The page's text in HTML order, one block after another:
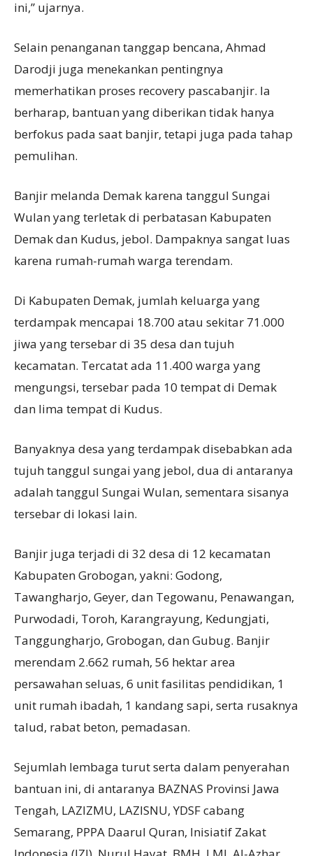
ini,” ujarnya.
Selain penanganan tanggap bencana, Ahmad
Darodji juga menekankan pentingnya
memerhatikan proses recovery pascabanjir. Ia
berharap, bantuan yang diberikan tidak hanya
berfokus pada saat banjir, tetapi juga pada tahap
pemulihan.
Banjir melanda Demak karena tanggul Sungai
Wulan yang terletak di perbatasan Kabupaten
Demak dan Kudus, jebol. Dampaknya sangat luas
karena rumah-rumah warga terendam.
Di Kabupaten Demak, jumlah keluarga yang
terdampak mencapai 18.700 atau sekitar 71.000
jiwa yang tersebar di 35 desa dan tujuh
kecamatan. Tercatat ada 11.400 warga yang
mengungsi, tersebar pada 10 tempat di Demak
dan lima tempat di Kudus.
Banyaknya desa yang terdampak disebabkan ada
tujuh tanggul sungai yang jebol, dua di antaranya
adalah tanggul Sungai Wulan, sementara sisanya
tersebar di lokasi lain.
Banjir juga terjadi di 32 desa di 12 kecamatan
Kabupaten Grobogan, yakni: Godong,
Tawangharjo, Geyer, dan Tegowanu, Penawangan,
Purwodadi, Toroh, Karangrayung, Kedungjati,
Tanggungharjo, Grobogan, dan Gubug. Banjir
merendam 2.662 rumah, 56 hektar area
persawahan seluas, 6 unit fasilitas pendidikan, 1
unit rumah ibadah, 1 kandang sapi, serta rusaknya
talud, rabat beton, pemadasan.
Sejumlah lembaga turut serta dalam penyerahan
bantuan ini, di antaranya BAZNAS Provinsi Jawa
Tengah, LAZIZMU, LAZISNU, YDSF cabang
Semarang, PPPA Daarul Quran, Inisiatif Zakat